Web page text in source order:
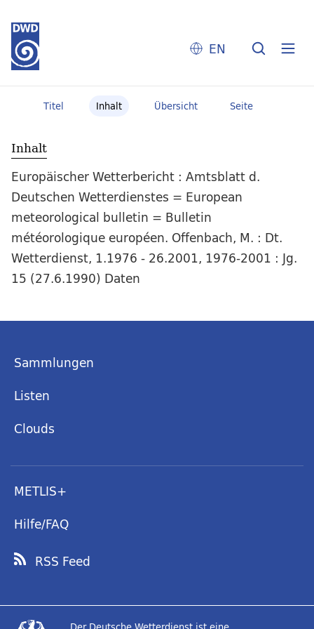
EN
Titel Inhalt Übersicht Seite
Inhalt
Europäischer Wetterbericht : Amtsblatt d.
Deutschen Wetterdienstes = European
meteorological bulletin = Bulletin
météorologique européen. Offenbach, M. : Dt.
Wetterdienst, 1.1976 - 26.2001, 1976-2001 : Jg.
15 (27.6.1990) Daten
Sammlungen
Listen
Clouds
METLIS+
Hilfe/FAQ
RSS Feed